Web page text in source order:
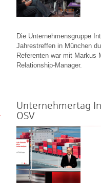
Die Unternehmensgruppe
Jahrestreffen in München
Referenten war mit Markus
Relationship-Manager.
Unternehmertag
OSV